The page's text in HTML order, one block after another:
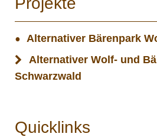
Alternativer Bärenpark
Alternativer Wolf- und
Schwarzwald
Quicklinks